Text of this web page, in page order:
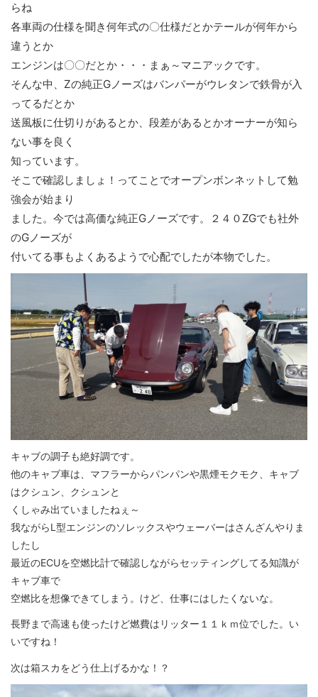
らね
各車両の仕様を聞き何年式の〇仕様だとかテールが何年から
違うとか
エンジンは〇〇だとか・・・まぁ～マニアックです。
そんな中、Zの純正Gノーズはバンパーがウレタンで鉄骨が入
ってるだとか
送風板に仕切りがあるとか、段差があるとかオーナーが知ら
ない事を良く
知っています。
そこで確認しましょ！ってことでオープンボンネットして勉
強会が始まり
ました。今では高価な純正Gノーズです。２４０ZGでも社外
のGノーズが
付いてる事もよくあるようで心配でしたが本物でした。
キャブの調子も絶好調です。
他のキャブ車は、マフラーからパンパンや黒煙モクモク、キャブ
はクシュン、クシュンと
くしゃみ出ていましたねぇ～
我ながらL型エンジンのソレックスやウェーバーはさんざんやりま
したし
最近のECUを空燃比計で確認しながらセッティングしてる知識が
キャブ車で
空燃比を想像できてしまう。けど、仕事にはしたくないな。
長野まで高速も使ったけど燃費はリッター１１ｋｍ位でした。い
いですね！
次は箱スカをどう仕上げるかな！？